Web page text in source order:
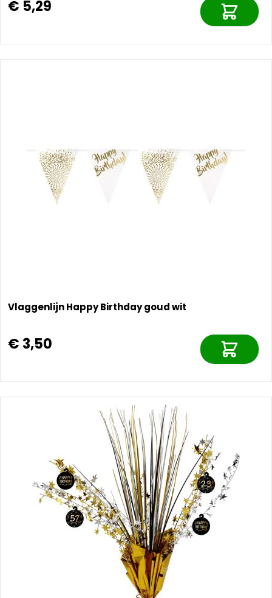
€ 5,29
Vlaggenlijn Happy Birthday goud wit
€ 3,50